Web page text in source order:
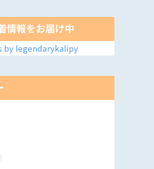
情報をお届け中
by legendarykalipy